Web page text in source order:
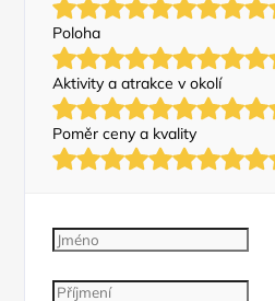
Poloha
Aktivity a atrakce v okolí
Poměr ceny a kvality